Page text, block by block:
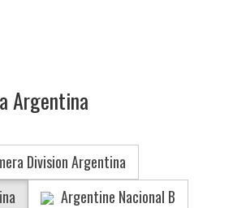
Argentina
Division Argentina
Argentine Nacional B